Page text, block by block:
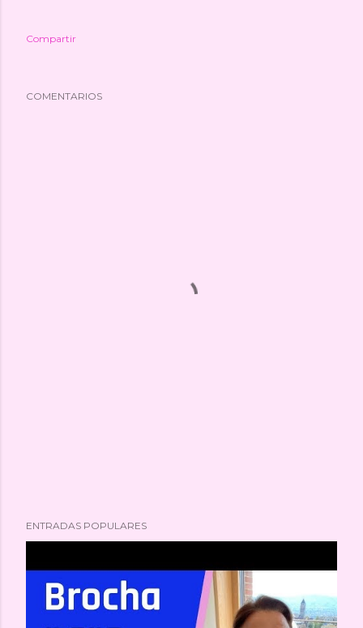
Compartir
COMENTARIOS
ENTRADAS POPULARES